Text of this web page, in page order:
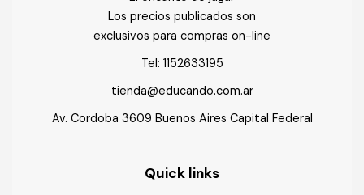
Los precios publicados son
exclusivos para compras on-line
Tel: 1152633195
tienda@educando.com.ar
Av. Cordoba 3609 Buenos Aires Capital Federal
Quick links